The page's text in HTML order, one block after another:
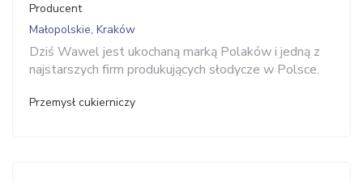
Producent
Małopolskie, Kraków
Dziś Wawel jest ukochaną marką Polaków i jedną z
najstarszych firm produkujących słodycze w Polsce.
Przemysł cukierniczy